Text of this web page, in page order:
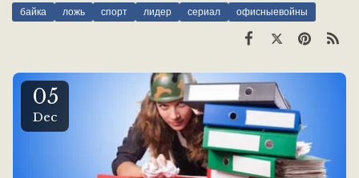
байка ложь спорт лидер сериал офисныевойны
05
Dec